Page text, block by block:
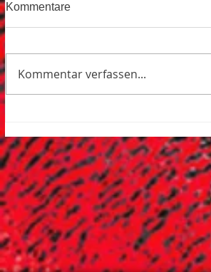
Kommentare
Kommentar verfassen...